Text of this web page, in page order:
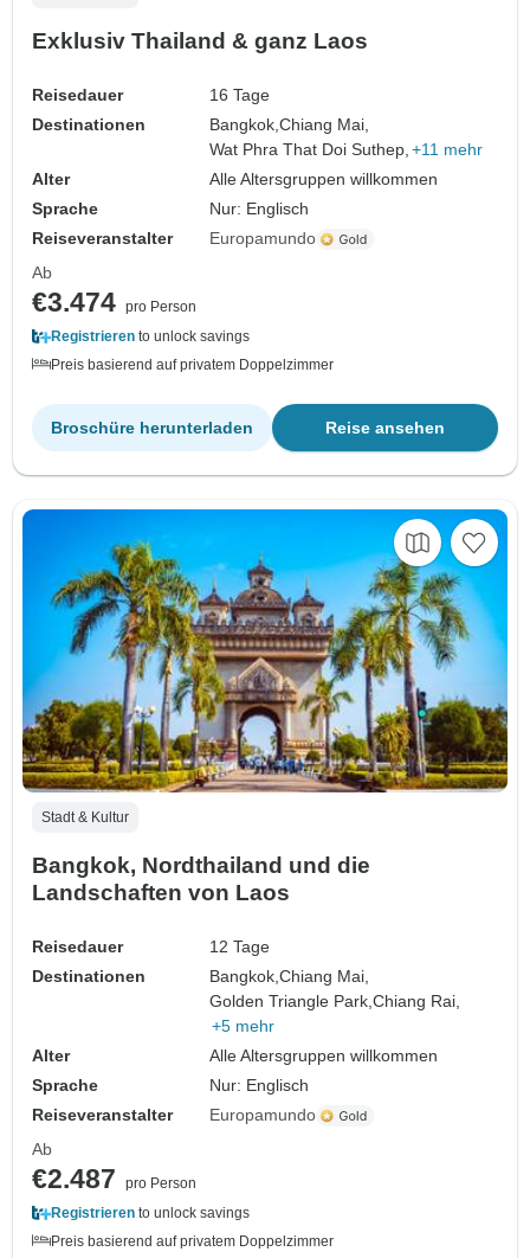
Exklusiv Thailand & ganz Laos
Reisedauer
16 Tage
Destinationen
Bangkok,Chiang Mai,
Wat Phra That Doi Suthep, +11 mehr
Alter
Alle Altersgruppen willkommen
Sprache
Nur: Englisch
Reiseveranstalter
Europamundo
Ab
€3.474 pro Person
Registrieren to unlock savings
Preis basierend auf privatem Doppelzimmer
Reise ansehen
Broschüre herunterladen
Stadt & Kultur
Bangkok, Nordthailand und die
Landschaften von Laos
Reisedauer
12 Tage
Destinationen
Bangkok,Chiang Mai,
Golden Triangle Park,Chiang Rai,
+5 mehr
Alter
Alle Altersgruppen willkommen
Sprache
Nur: Englisch
Reiseveranstalter
Europamundo
Ab
€2.487
pro Person
Registrieren to unlock savings
Preis basierend auf privatem Doppelzimmer